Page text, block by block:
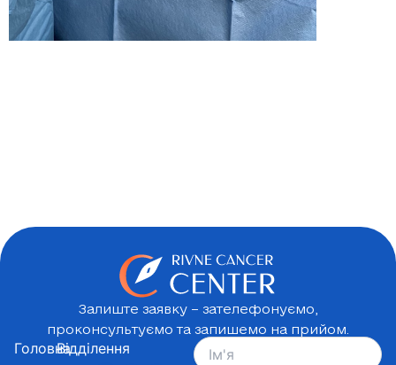
Залиште заявку – зателефонуємо,
проконсультуємо та запишемо на прийом.
ГоловнаВідділення